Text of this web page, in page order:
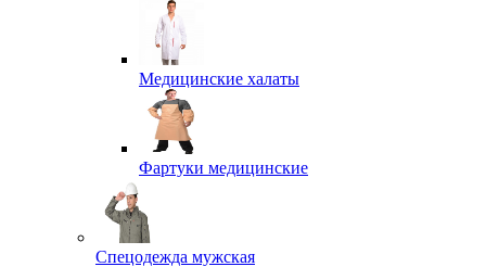
Медицинские халаты
Фартуки медицинские
Спецодежда мужская